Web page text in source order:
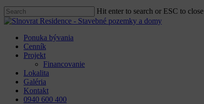
Hit enter to search or ESC to close
Close
Menu
Ponuka bývania
Cenník
Projekt
Financovanie
Lokalita
Galéria
Kontakt
0940 600 400